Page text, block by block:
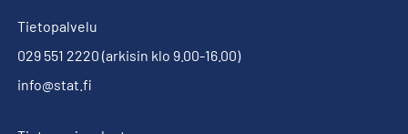
Tietopalvelu
029 551 2220 (arkisin klo 9.00-16.00)
info@stat.fi